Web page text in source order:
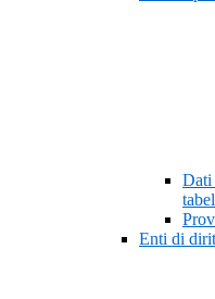
Dati
Enti di